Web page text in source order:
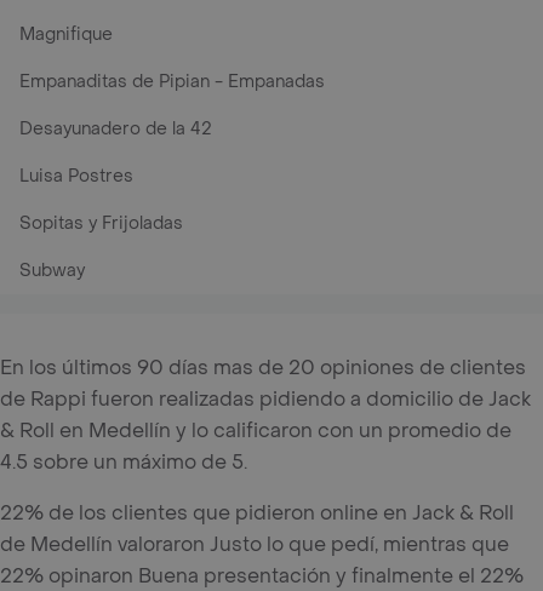
Magnifique
Empanaditas de Pipian - Empanadas
Desayunadero de la 42
Luisa Postres
Sopitas y Frijoladas
Subway
En los últimos 90 días mas de 20 opiniones de clientes
de Rappi fueron realizadas pidiendo a domicilio de Jack
& Roll en Medellín y lo calificaron con un promedio de
4.5 sobre un máximo de 5.
22% de los clientes que pidieron online en Jack & Roll
de Medellín valoraron Justo lo que pedí, mientras que
22% opinaron Buena presentación y finalmente el 22%